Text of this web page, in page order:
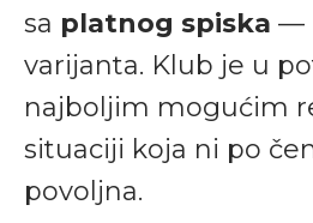
sa platnog spiska —
varijanta. Klub je u
najboljim mogućim
situaciji koja ni po
povoljna.